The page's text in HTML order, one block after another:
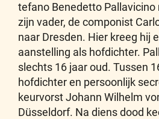
tefano Benedetto Pallavicino
zijn vader, de componist
naar Dresden. Hier kreeg hij
aanstelling als hofdichter.
slechts 16 jaar oud. Tussen
hofdichter en persoonlijk
keurvorst Johann Wilhelm
Düsseldorf. Na diens dood